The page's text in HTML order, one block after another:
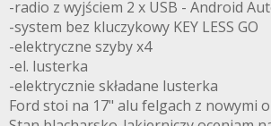
-radio z wyjściem 2 x USB - Android
-system bez kluczykowy KEY LESS GO
-elektryczne szyby x4
-el. lusterka
-elektrycznie składane lusterka
Ford stoi na 17" alu felgach z nowymi